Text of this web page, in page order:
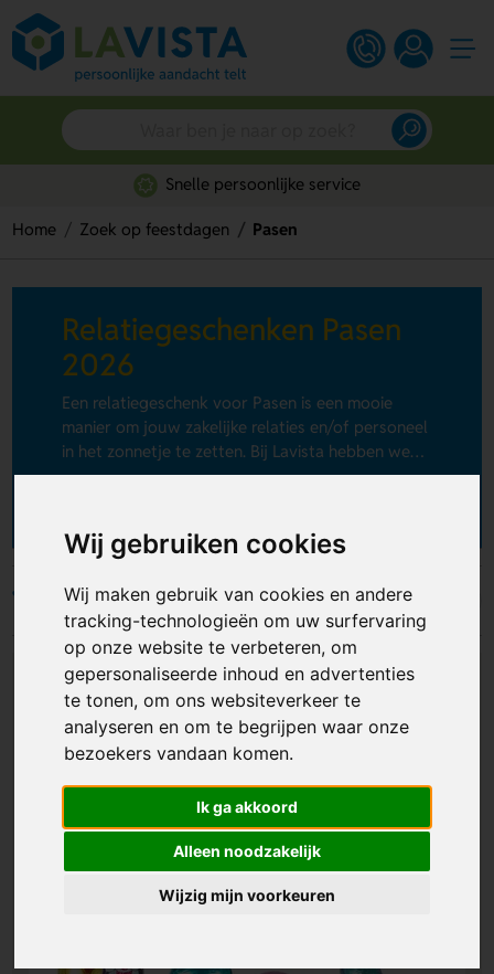
Wij gebruiken cookies
Wij maken gebruik van cookies en andere
tracking-technologieën om uw surfervaring
op onze website te verbeteren, om
gepersonaliseerde inhoud en advertenties
te tonen, om ons websiteverkeer te
analyseren en om te begrijpen waar onze
bezoekers vandaan komen.
Ik ga akkoord
Alleen noodzakelijk
Wijzig mijn voorkeuren
Snelle persoonlijke service
Home Zoek op feestdagen Pasen
Relatiegeschenken Pasen
2026
Een relatiegeschenk voor Pasen is een mooie
manier om jouw zakelijke relaties en/of personeel
in het zonnetje te zetten. Bij Lavista hebben we
diverse paascadeaus om weg te geven die geheel
je gegarandeerd het gewenste relatiegeschenk
producten van Eerste en Tweede Paasdag een
mooi moment.
Filters